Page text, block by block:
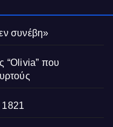
συνέβη»
“Olivia” που
1821